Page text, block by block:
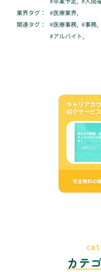
業界タグ：
#医療業界,
関連タグ：
#医療事務, #事務,
#アルバイト,
キャリアカ
紹介サービ
完全無料の
カテ